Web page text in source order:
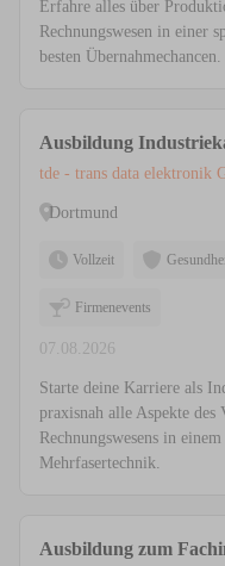
Erfahre alles über
Rechnungswesen in einer
besten Übernahmechancen.
Ausbildung
tde - trans data elektronik
Dortmund
Vollzeit
Firmenevents
07.08.2026
Starte deine Karriere als
praxisnah alle Aspekte des
Rechnungswesens in
Mehrfasertechnik.
Ausbildung zum